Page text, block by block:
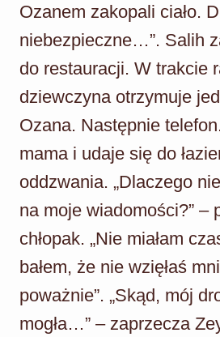
Ozanem zakopali ciało.
niebezpieczne…”. Salih
do restauracji. W trakcie
dziewczyna otrzymuje
Ozana. Następnie
mama i udaje się do
oddzwania. „Dlaczego
na moje wiadomości?” –
chłopak. „Nie miałam
bałem, że nie wzięłaś
poważnie”. „Skąd, mój
mogła…” – zaprzecza